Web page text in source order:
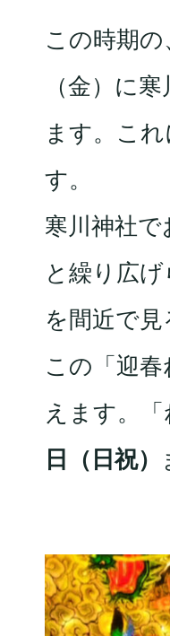
この時期の
（金）に
ます。これ
す。
寒川神社
と繰り広
を間近で見
この「迎
えます。
日（日祝）